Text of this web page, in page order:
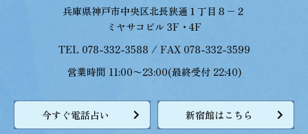
兵庫県神戸市中央区北長狭通１丁目８−２
ミヤサコビル 3F・4F
TEL 078-332-3588 / FAX 078-332-3599
営業時間 11:00〜23:00(最終受付 22:40)
今すぐ電話占い 新宿館はこちら